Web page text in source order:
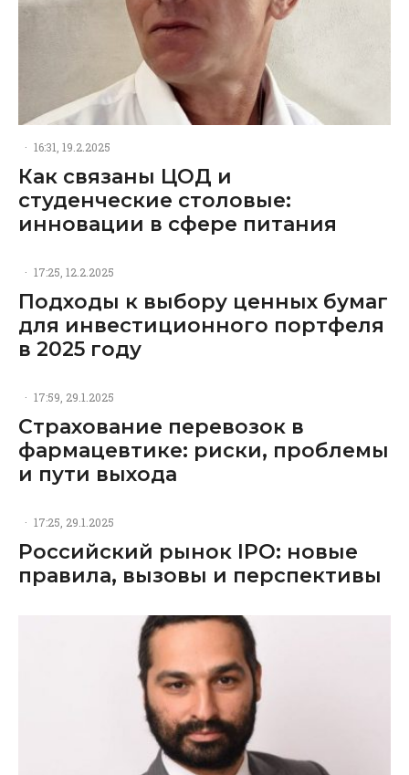
· 16:31, 19.2.2025
Как связаны ЦОД и
студенческие столовые:
инновации в сфере питания
· 17:25, 12.2.2025
Подходы к выбору ценных бумаг
для инвестиционного портфеля
в 2025 году
· 17:59, 29.1.2025
Страхование перевозок в
фармацевтике: риски, проблемы
и пути выхода
· 17:25, 29.1.2025
Российский рынок IPO: новые
правила, вызовы и перспективы